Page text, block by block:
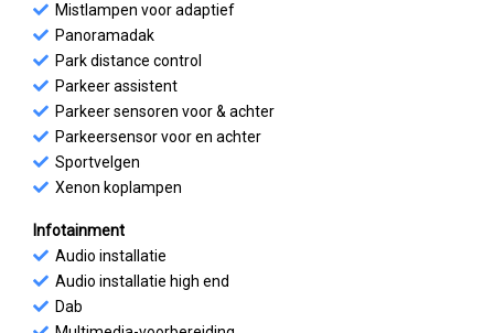
Mistlampen voor adaptief
Panoramadak
Park distance control
Parkeer assistent
Parkeer sensoren voor & achter
Parkeersensor voor en achter
Sportvelgen
Xenon koplampen
Infotainment
Audio installatie
Audio installatie high end
Dab